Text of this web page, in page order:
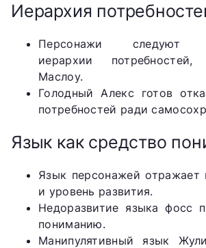
Иерархия
Персонажи следуют
иерархии
Маслоу.
Голодный Алекс готов
потребностей ради
Язык как средство
Язык персонажей отражает
и уровень развития.
Недоразвитие языка фосс
пониманию.
Манипулятивный язык